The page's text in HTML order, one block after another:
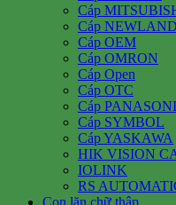
Cáp
Cáp NEWLAND
Cáp OEM
Cáp OMRON
Cáp Open
Cáp OTC
Cáp
Cáp SYMBOL
Cáp YASKAWA
HIK VISION
IOLINK
RS
Con lăn chữ thập